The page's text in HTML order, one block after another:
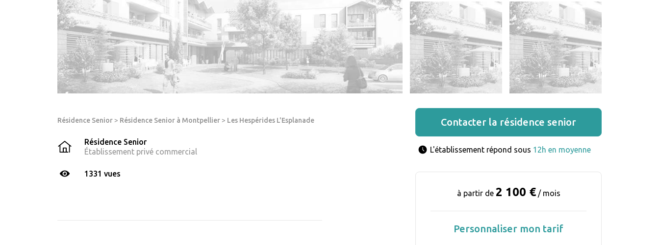
Résidence Senior > Résidence Senior à Montpellier > Les Hespérides L'Esplanade
Résidence Senior
Établissement privé commercial
1331 vues
Contacter la résidence senior
L'établissement répond sous 12h en moyenne
à partir de 2 100 €/ mois
Personnaliser mon tarif